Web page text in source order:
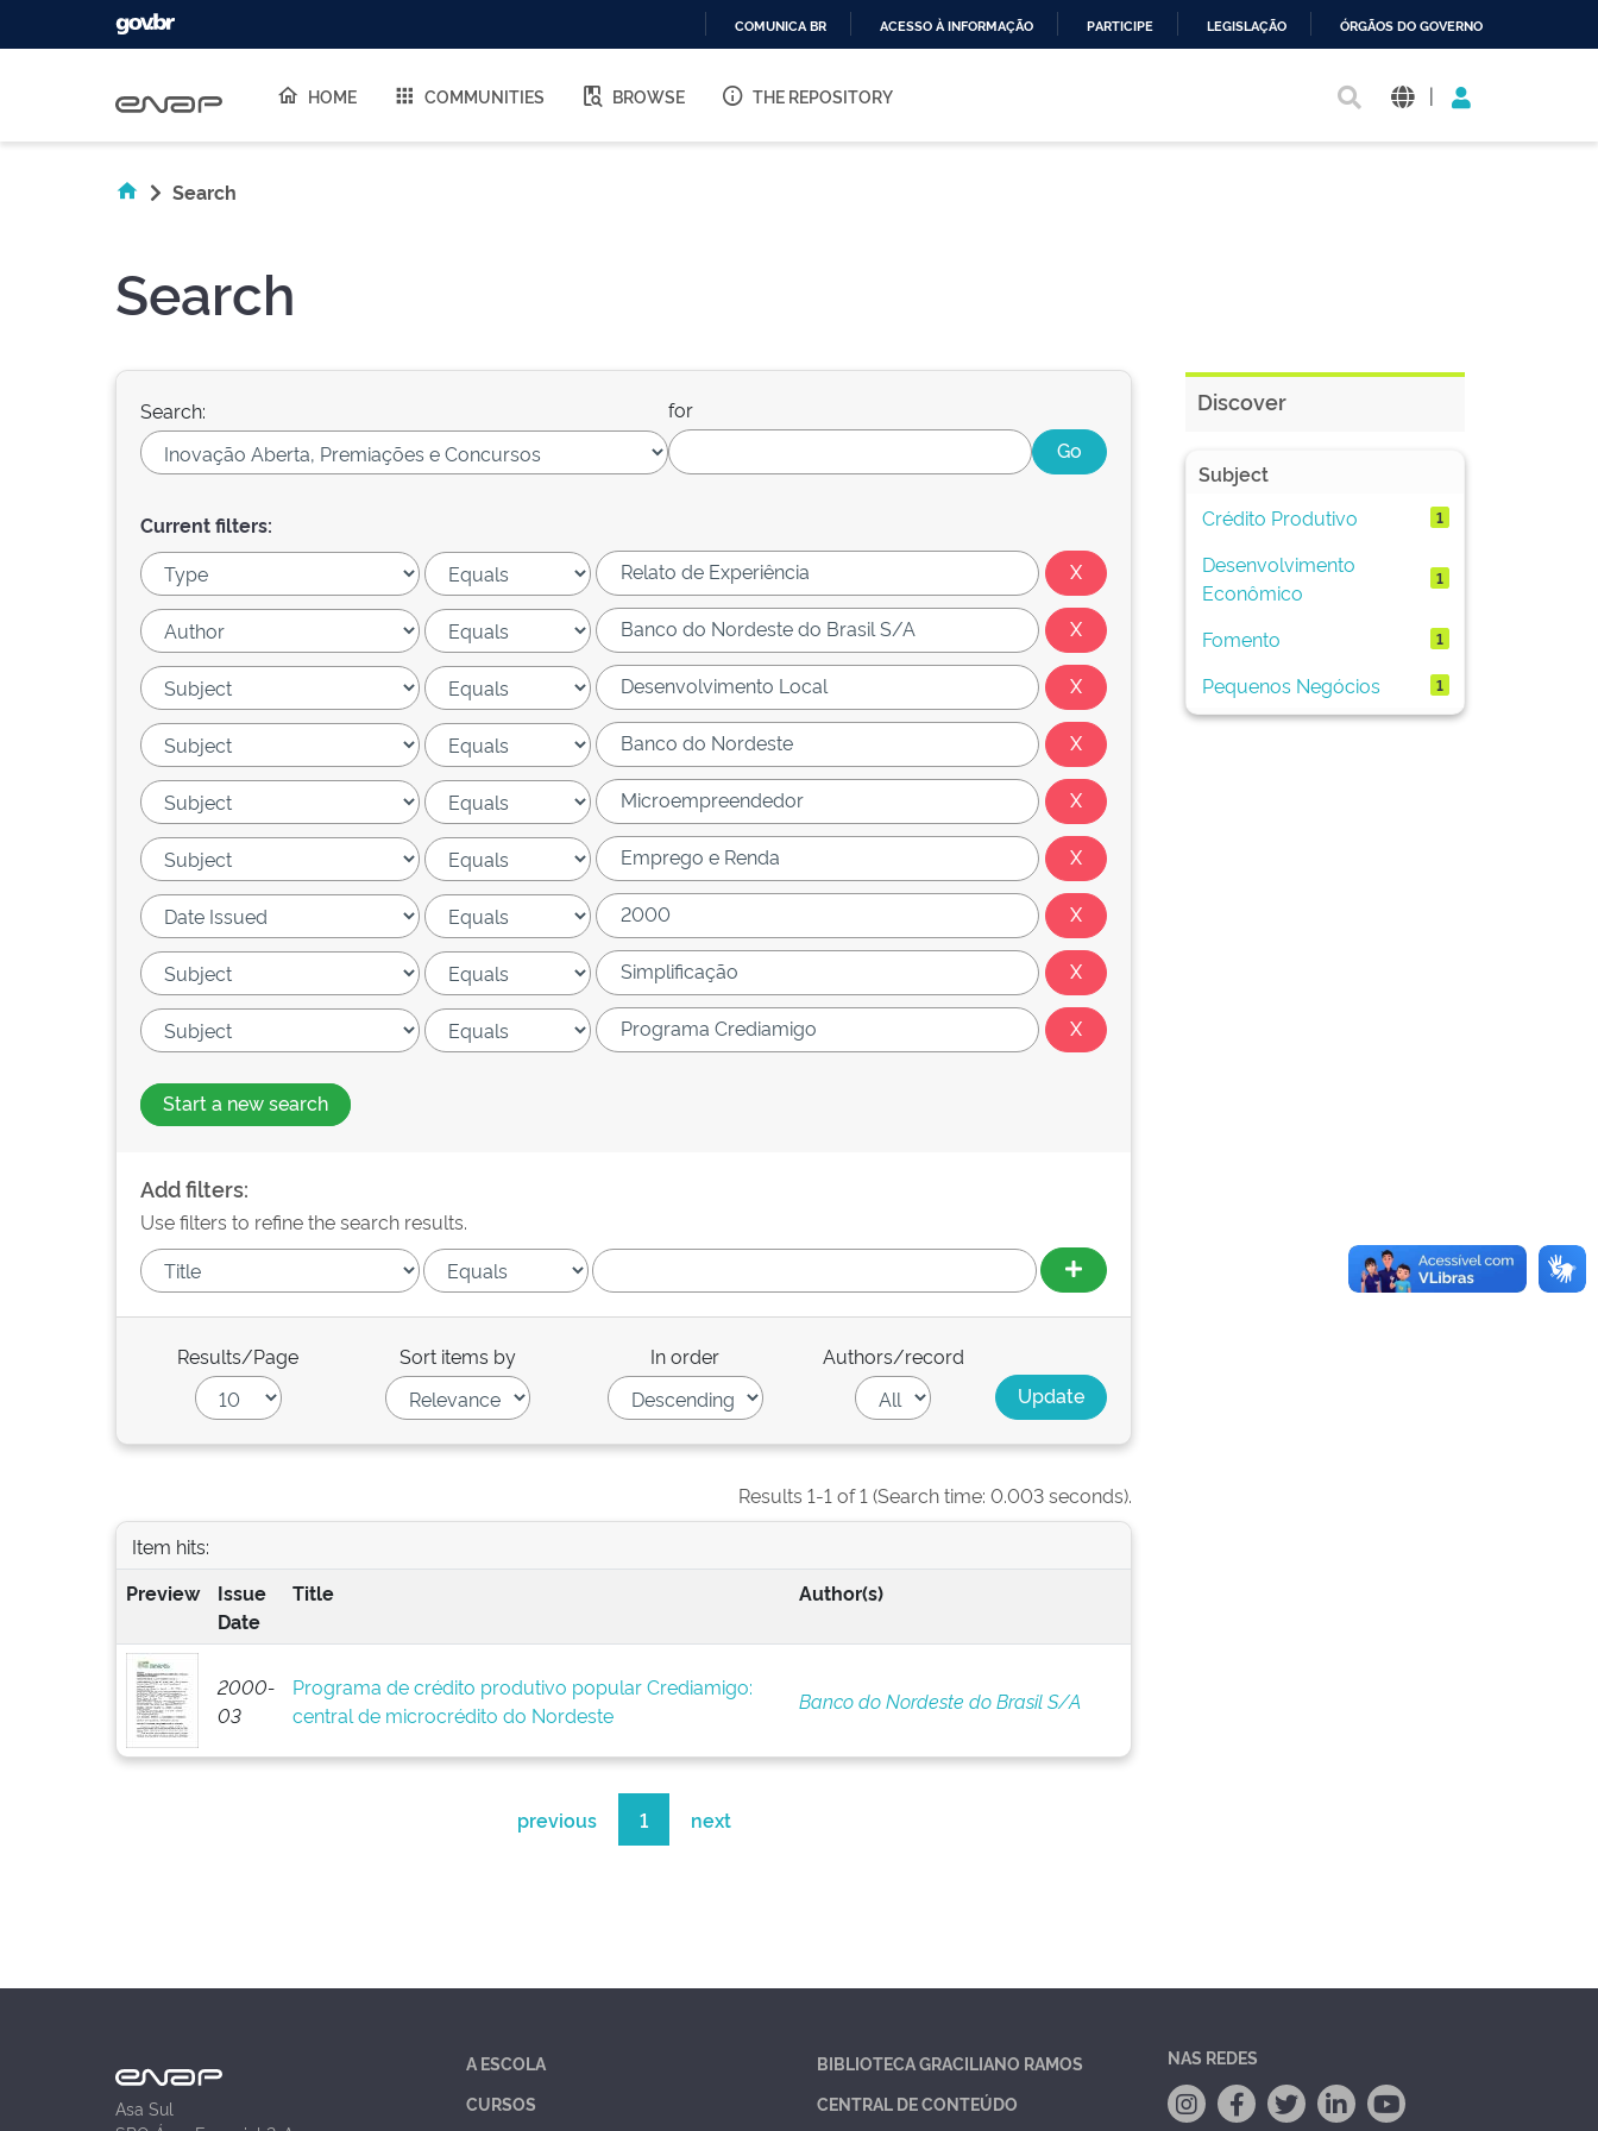
O
COMUNICA BR ACESSO À INFORMAÇÃO PARTICIPE LEGISLAÇÃO ÓRGÃOS DO GOVERNO
HOME COMMUNITIES BROWSE THE REPOSITORY |
Search
Search
Search: for
Current filters:
Start a new search
Add filters:
Use filters to refine the search results.
Results/Page Sort items by In order Authors/record
Results 1-1 of 1 (Search time: 0.003 seconds).
Item hits:
Preview
Issue
Date
Title Author(s)
2000-
03
Programa de crédito produtivo popular Crediamigo:
central de microcrédito do Nordeste
Banco do Nordeste do Brasil S/A
previous 1 next
Discover
Subject
Crédito Produtivo
1
Desenvolvimento
Econômico
1
Fomento 1
Pequenos Negócios 1
Asa Sul
A ESCOLA
CURSOS
BIBLIOTECA GRACILIANO RAMOS
CENTRAL DE CONTEÚDO
NAS REDES